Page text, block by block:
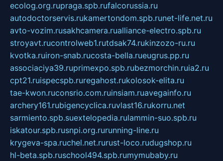
ecolog.org.rupraga.spb.rufalcorussia.ru
autodoctorservis.rukamertondom.spb.runet-life.net.ru
avto-vozim.rusakhcamera.rualliance-electro.spb.ru
stroyavt.rucontrolweb1.rutdsak74.rukinzozo-ru.ru
kvotka.ruiron-snab.rucosta-bella.rueugrus.pp.ru
associaciya39.ruprimexpo.spb.rubezmorchin.ruia2.ru
cpt21.ruispecspb.ruregahost.rukolosok-elita.ru
tae-kwon.ruconsrio.com.ruinsiam.ruavegainfo.ru
archery161.rubigencyclica.ruvlast16.rukorru.net
sarmiento.spb.suextelopedia.rulammin-suo.spb.ru
iskatour.spb.rusnpi.org.rurunning-line.ru
krygeva-spa.ruchel.net.rurust-loco.rudugshop.ru
hl-beta.spb.ruschool494.spb.rumymubaby.ru